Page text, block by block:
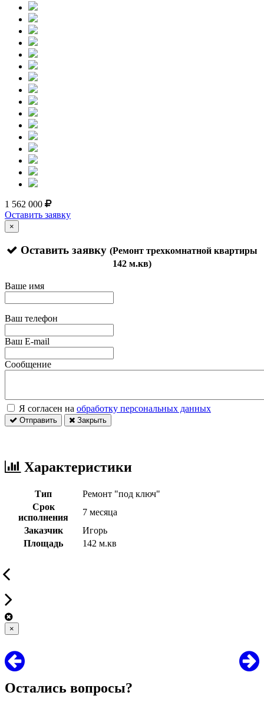
1 562 000
Оставить заявку
×
Оставить заявку (Ремонт трехкомнатной квартиры
142 м.кв)
Ваше имя
Ваш телефон
Ваш E-mail
Сообщение
Я согласен на обработку персональных данных
Отправить Закрыть
Характеристики
Тип
Ремонт "под ключ"
Срок
исполнения
7 месяца
Заказчик
Игорь
Площадь
142 м.кв
×
Остались вопросы?